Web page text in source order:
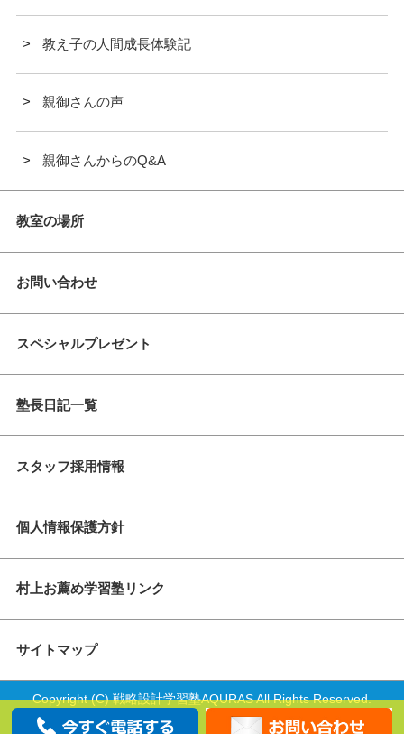
教え子の人間成長体験記
親御さんの声
親御さんからのQ&A
教室の場所
お問い合わせ
スペシャルプレゼント
塾長日記一覧
スタッフ採用情報
個人情報保護方針
村上お薦め学習塾リンク
サイトマップ
Copyright (C) 戦略設計学習塾AQURAS All Rights Reserved.